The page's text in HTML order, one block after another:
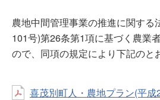
農地中間管理事業の推進に関する
101号)第26条第1項に基づく農業
ので、同項の規定により下記のと
喜茂別町人・農地プラン(平成